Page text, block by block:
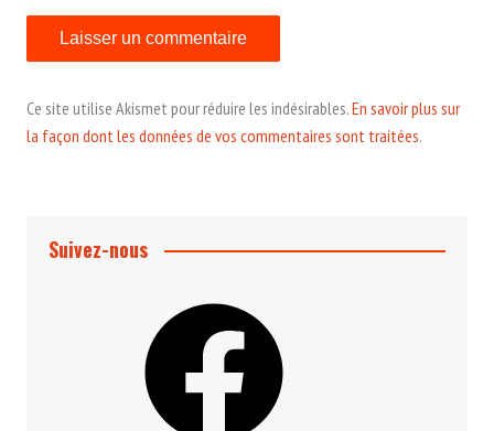
Ce site utilise Akismet pour réduire les indésirables.En savoir plus sur
la façon dont les données de vos commentaires sont traitées.
Suivez-nous